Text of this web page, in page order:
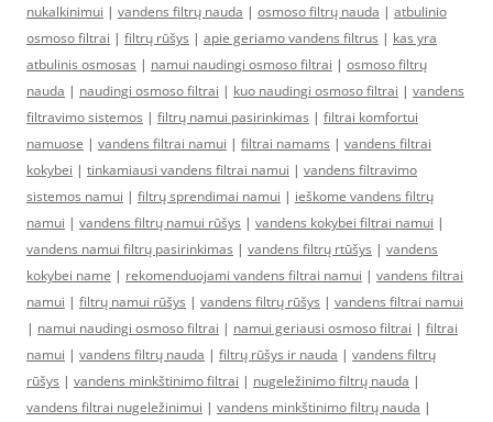
nukalkinimui | vandens filtrų nauda | osmoso filtrų nauda | atbulinio
osmoso filtrai | filtrų rūšys | apie geriamo vandens filtrus | kas yra
atbulinis osmosas | namui naudingi osmoso filtrai | osmoso filtrų
nauda | naudingi osmoso filtrai | kuo naudingi osmoso filtrai | vandens
filtravimo sistemos | filtrų namui pasirinkimas | filtrai komfortui
namuose | vandens filtrai namui | filtrai namams | vandens filtrai
kokybei | tinkamiausi vandens filtrai namui | vandens filtravimo
sistemos namui | filtrų sprendimai namui | ieškome vandens filtrų
namui | vandens filtrų namui rūšys | vandens kokybei filtrai namui |
vandens namui filtrų pasirinkimas | vandens filtrų rtūšys | vandens
kokybei name | rekomenduojami vandens filtrai namui | vandens filtrai
namui | filtrų namui rūšys | vandens filtrų rūšys | vandens filtrai namui
| namui naudingi osmoso filtrai | namui geriausi osmoso filtrai | filtrai
namui | vandens filtrų nauda | filtrų rūšys ir nauda | vandens filtrų
rūšys | vandens minkštinimo filtrai | nugeležinimo filtrų nauda |
vandens filtrai nugeležinimui | vandens minkštinimo filtrų nauda |